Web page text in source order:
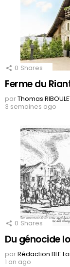
0 Shares
Ferme du
parThomas
3 semaines ago
0 Shares
Du génocide
parRédaction BLE
1 an ago